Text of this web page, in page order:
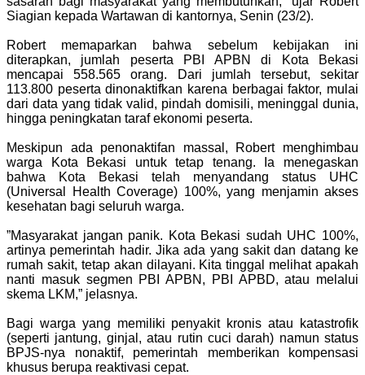
Siagian kepada Wartawan di kantornya, Senin (23/2).
‎Robert memaparkan bahwa sebelum kebijakan ini
diterapkan, jumlah peserta PBI APBN di Kota Bekasi
mencapai 558.565 orang. Dari jumlah tersebut, sekitar
113.800 peserta dinonaktifkan karena berbagai faktor, mulai
dari data yang tidak valid, pindah domisili, meninggal dunia,
hingga peningkatan taraf ekonomi peserta.
‎Meskipun ada penonaktifan massal, Robert menghimbau
warga Kota Bekasi untuk tetap tenang. Ia menegaskan
bahwa Kota Bekasi telah menyandang status UHC
(Universal Health Coverage) 100%, yang menjamin akses
kesehatan bagi seluruh warga.
‎”Masyarakat jangan panik. Kota Bekasi sudah UHC 100%,
artinya pemerintah hadir. Jika ada yang sakit dan datang ke
rumah sakit, tetap akan dilayani. Kita tinggal melihat apakah
nanti masuk segmen PBI APBN, PBI APBD, atau melalui
skema LKM,” jelasnya.
‎Bagi warga yang memiliki penyakit kronis atau katastrofik
(seperti jantung, ginjal, atau rutin cuci darah) namun status
BPJS-nya nonaktif, pemerintah memberikan kompensasi
khusus berupa reaktivasi cepat.